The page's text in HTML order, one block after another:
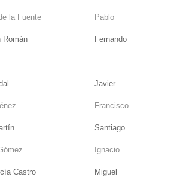
la Fuente Pablo
Román Fernando
Javier
Francisco
Santiago
Ignacio
Castro Miguel